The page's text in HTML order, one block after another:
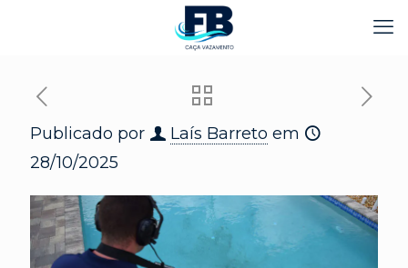
Publicado por Laís Barreto em
28/10/2025